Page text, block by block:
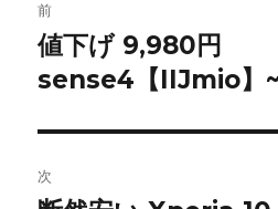
稿
ナ
ビ
ゲ
前
前
の
稿:
値下げ 9,980円
sense4【IIJmio】
次